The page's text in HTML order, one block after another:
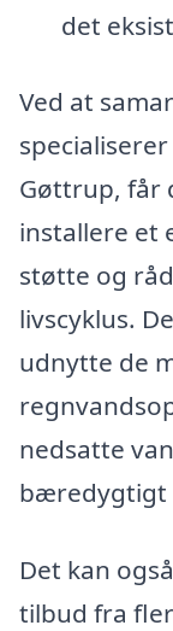
det
Ved at
Gøttrup, får
installere et
støtte og
livscyklus.
udnytte de
nedsatte
bæredygtigt
Det kan
tilbud fra